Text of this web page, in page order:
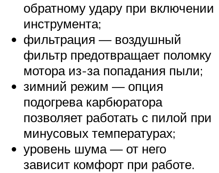
обратному удару при включении
инструмента;
фильтрация — воздушный
фильтр предотвращает поломку
мотора из-за попадания пыли;
зимний режим — опция
подогрева карбюратора
позволяет работать с пилой при
минусовых температурах;
уровень шума — от него
зависит комфорт при работе.